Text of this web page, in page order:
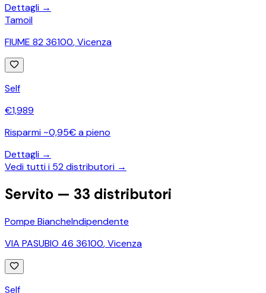
Dettagli →
Tamoil
FIUME 82 36100,Vicenza
Self
€1,989
Risparmi ~0,95€ a pieno
Dettagli →
Vedi tutti i 52distributori →
Servito — 33 distributori
Pompe BiancheIndipendente
VIA PASUBIO 46 36100,Vicenza
Self